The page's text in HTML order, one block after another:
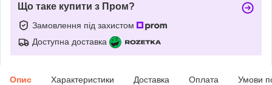
Що таке купити з Пром?
Замовлення під захистом
Доступна доставка
Опис Характеристики Доставка Оплата Умови